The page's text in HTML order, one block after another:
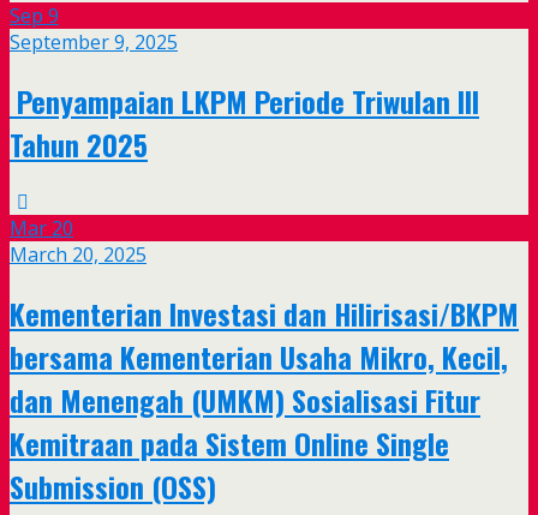
Sep 9
September 9, 2025
Penyampaian LKPM Periode Triwulan III
Tahun 2025
Mar 20
March 20, 2025
Kementerian Investasi dan Hilirisasi/BKPM
bersama Kementerian Usaha Mikro, Kecil,
dan Menengah (UMKM) Sosialisasi Fitur
Kemitraan pada Sistem Online Single
Submission (OSS)